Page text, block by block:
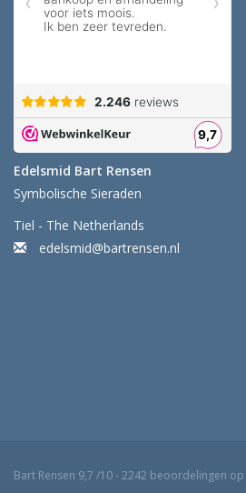
Edelsmid Bart Rensen
Symbolische Sieraden
Tiel - The Netherlands
edelsmid@bartrensen.nl
Bart Rensen 9,7 /10-2242 beoordelingen op